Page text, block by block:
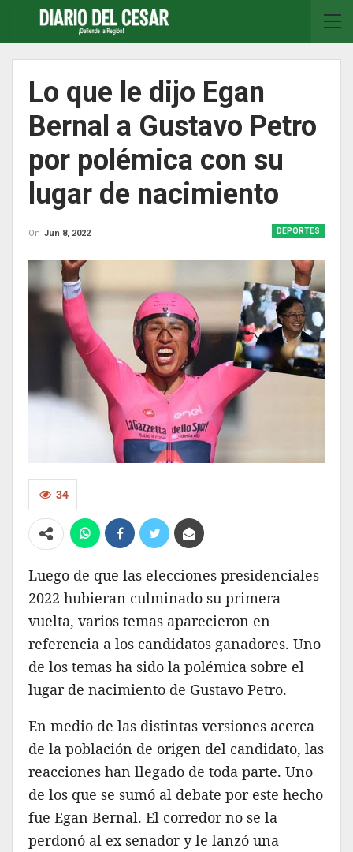
Lo que le dijo Egan
Bernal a Gustavo Petro
por polémica con su
lugar de nacimiento
DEPORTES
On Jun 8, 2022
34
Luego de que las elecciones presidenciales
2022 hubieran culminado su primera
vuelta, varios temas aparecieron en
referencia a los candidatos ganadores. Uno
de los temas ha sido la polémica sobre el
lugar de nacimiento de Gustavo Petro.
En medio de las distintas versiones acerca
de la población de origen del candidato, las
reacciones han llegado de toda parte. Uno
de los que se sumó al debate por este hecho
fue Egan Bernal. El corredor no se la
perdonó al ex senador y le lanzó una